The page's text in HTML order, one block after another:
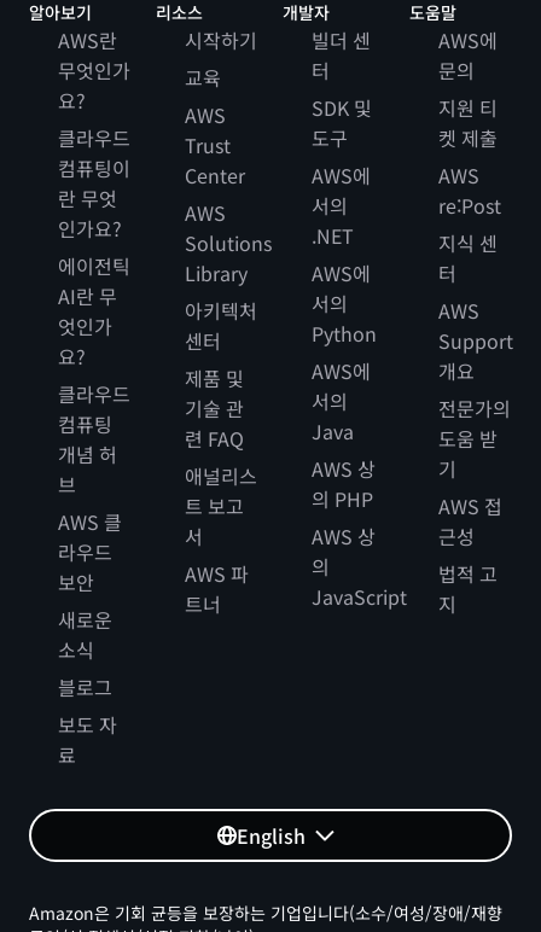
알아보기
AWS란
무엇인가
요?
클라우드
컴퓨팅이
란 무엇
인가요?
에이전틱
AI란 무
엇인가
요?
클라우드
컴퓨팅
개념 허
브
AWS 클
라우드
보안
새로운
소식
블로그
보도 자
료
리소스
시작하기
교육
AWS
Trust
Center
AWS
Solutions
Library
아키텍처
센터
제품 및
기술 관
련 FAQ
애널리스
트 보고
서
AWS 파
트너
개발자
빌더 센
터
SDK 및
도구
AWS에
서의
.NET
AWS에
서의
Python
AWS에
서의
Java
AWS 상
의 PHP
AWS 상
의
JavaScript
도움말
AWS에
문의
지원 티
켓 제출
AWS
re:Post
지식 센
터
AWS
Support
개요
전문가의
도움 받
기
AWS 접
근성
법적 고
지
English
Amazon은 기회 균등을 보장하는 기업입니다(소수/여성/장애/재향